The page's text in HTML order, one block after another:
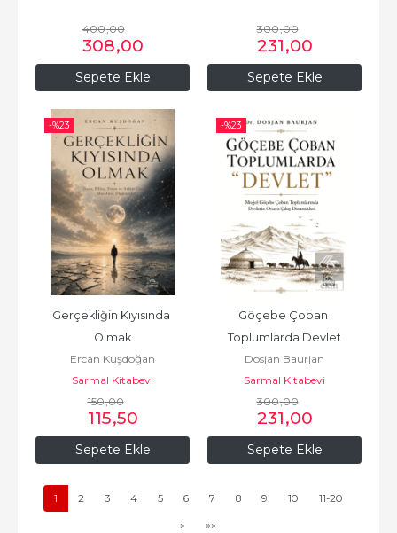
Sepete Ekle
400,00
308,00
Sepete Ekle
300,00
231,00
-%23
Sepete Ekle
Gerçekliğin Kıyısında
Olmak
Ercan Kuşdoğan
Sarmal Kitabevi
150,00
115,50
-%23
Sepete Ekle
Göçebe Çoban
Toplumlarda Devlet
Dosjan Baurjan
Sarmal Kitabevi
300,00
231,00
1 2 3 4 5 6 7 8 9 10 11-20
» »»